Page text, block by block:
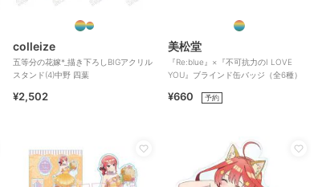
colleize
五等分の花嫁*_描き下ろしBIGアクリル
スタンド(4)中野 四葉
¥2,502
美松堂
『Re:blue』×『不可抗力のI LOVE
YOU』ブラインド缶バッジ（全6種）
¥660 予約